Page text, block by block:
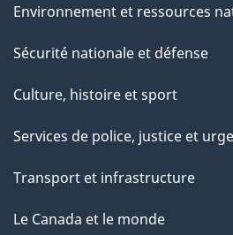
Environnement et ressources
Sécurité nationale et défense
Culture, histoire et sport
Services de police, justice et
Transport et infrastructure
Le Canada et le monde